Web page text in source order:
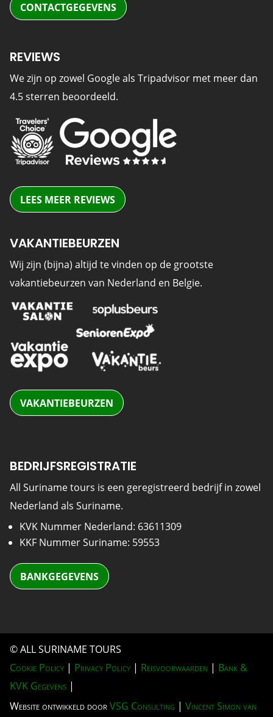
CONTACTGEGEVENS
REVIEWS
We zijn op zowel Google als Tripadvisor met meer dan
4.5 sterren beoordeeld.
LEES MEER REVIEWS
VAKANTIEBEURZEN
Wij zijn (bijna) altijd te vinden op de grootste
vakantiebeurzen van Nederland en Belgie.
VAKANTIEBEURZEN
BEDRIJFSREGISTRATIE
All Suriname tours is een geregistreerd bedrijf in zowel
Nederland als Suriname.
KVK Nummer Nederland: 63611309
KKF Nummer Suriname: 59553
BANKGEGEVENS
© ALL SURINAME TOURS
Cookie Policy| Privacy Policy| Reisvoorwaarden| Bank &
KVK Gegevens|
Website ontwikkeld doorVSG Consulting| Vincent Simon van